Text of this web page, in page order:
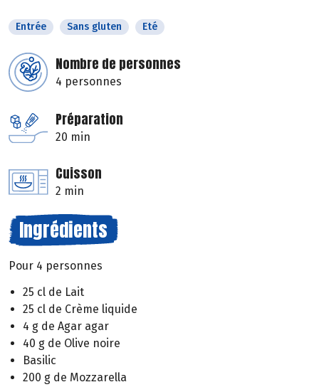
Entrée Sans gluten Eté
Nombre de personnes
4 personnes
Préparation
20 min
Cuisson
2 min
Ingrédients
Pour 4 personnes
25 cl de Lait
25 cl de Crème liquide
4 g de Agar agar
40 g de Olive noire
Basilic
200 g de Mozzarella